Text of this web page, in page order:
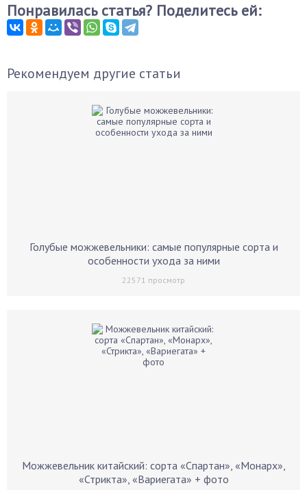
Понравилась статья? Поделитесь ей:
Рекомендуем другие статьи
Голубые можжевельники: самые популярные сорта и
особенности ухода за ними
22571 просмотр
Можжевельник китайский: сорта «Спартан», «Монарх»,
«Стрикта», «Вариегата» + фото